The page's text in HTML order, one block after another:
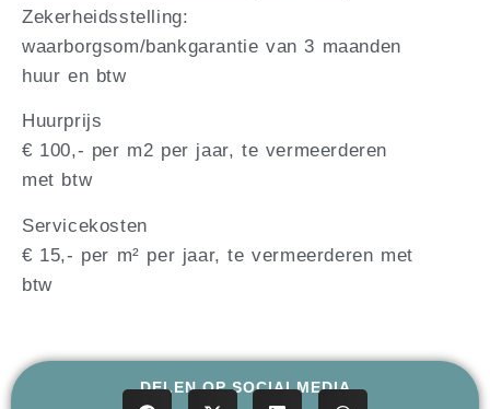
Zekerheidsstelling:
waarborgsom/bankgarantie van 3 maanden
huur en btw
Huurprijs
€ 100,- per m2 per jaar, te vermeerderen
met btw
Servicekosten
€ 15,- per m² per jaar, te vermeerderen met
btw
DELEN OP SOCIALMEDIA